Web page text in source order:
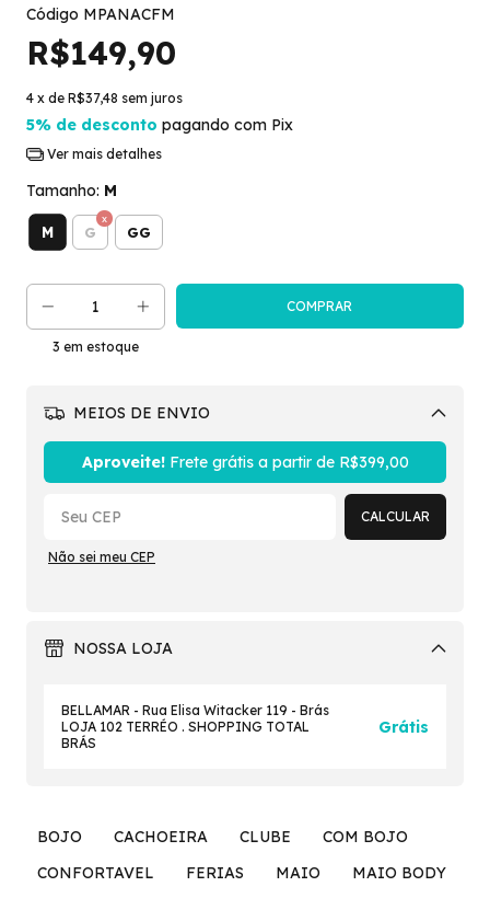
Código MPANACFM
R$149,90
4 x de R$37,48 sem juros
5% de desconto pagando com Pix
Ver mais detalhes
Tamanho: M
M G GG
3 em estoque
MEIOS DE ENVIO
Aproveite!Frete grátis a partir de R$399,00
CALCULAR
Não sei meu CEP
NOSSA LOJA
BELLAMAR - Rua Elisa Witacker 119 - Brás
LOJA 102 TERRÉO . SHOPPING TOTAL
BRÁS
Grátis
BOJO CACHOEIRA CLUBE
COM BOJO
CONFORTAVEL
FERIAS MAIO
MAIO BODY